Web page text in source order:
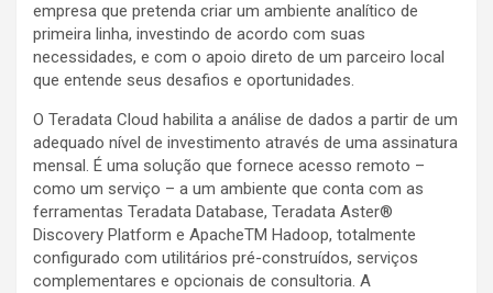
empresa que pretenda criar um ambiente analítico de
primeira linha, investindo de acordo com suas
necessidades, e com o apoio direto de um parceiro local
que entende seus desafios e oportunidades.
O Teradata Cloud habilita a análise de dados a partir de um
adequado nível de investimento através de uma assinatura
mensal. É uma solução que fornece acesso remoto –
como um serviço – a um ambiente que conta com as
ferramentas Teradata Database, Teradata Aster®
Discovery Platform e ApacheTM Hadoop, totalmente
configurado com utilitários pré-construídos, serviços
complementares e opcionais de consultoria. A